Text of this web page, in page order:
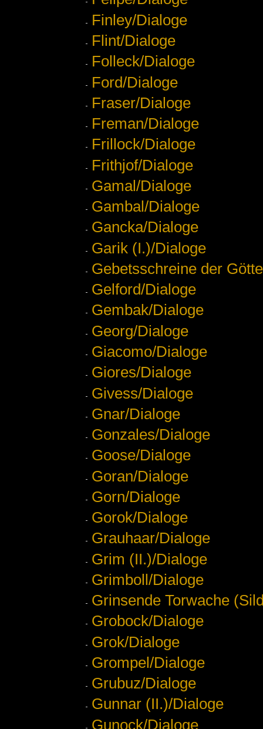
Finley/Dialoge
Flint/Dialoge
Folleck/Dialoge
Ford/Dialoge
Fraser/Dialoge
Freman/Dialoge
Frillock/Dialoge
Frithjof/Dialoge
Gamal/Dialoge
Gambal/Dialoge
Gancka/Dialoge
Garik (I.)/Dialoge
Gebetsschreine der
Gelford/Dialoge
Gembak/Dialoge
Georg/Dialoge
Giacomo/Dialoge
Giores/Dialoge
Givess/Dialoge
Gnar/Dialoge
Gonzales/Dialoge
Goose/Dialoge
Goran/Dialoge
Gorn/Dialoge
Gorok/Dialoge
Grauhaar/Dialoge
Grim (II.)/Dialoge
Grimboll/Dialoge
Grinsende Torwache
Grobock/Dialoge
Grok/Dialoge
Grompel/Dialoge
Grubuz/Dialoge
Gunnar (II.)/Dialoge
Gunock/Dialoge